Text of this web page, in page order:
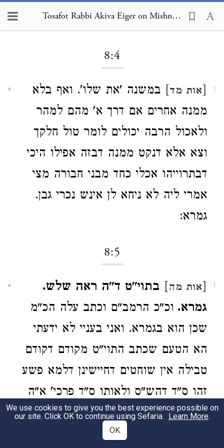
Tosafot Rabbi Akiva Eiger on Mishnah Pesachim 8:4
8:4
1
[אות מד] במשנה 'את שלו'. ואף בלא
ממנה אחרים אם דרך א' מהם למהר
ולאכול הרבה יכולים לומר טול חלקך
וצא אלא דנקט ממנה דבזה אפילו היכי
דבתרוייהו אכלי כחד מבני חבורה מצי
אמרי ליה לא ניחא לן אינש נכרי גבן.
גמרא:
8:5
1
[אות מה] בתוי"ט ד"ה ראה שלש.
גמרא. וכ"כ הרמב"ם וכתב עלה הכ"מ
שכן הוא בגמרא. ואני בעניי לא ידעתי
הא הטעם שכתב התוי"ט מקודם דקודם
טבילה אין שוחטים דחיישינן דלמא פשע
זהו ס"ד דהש"ס ולאותו ס"ד פרכי' א"ה
מחוסר כפורים נמי דלמא פשע ומשנינן
דמסרום לכהנים אבל למאי דפרכינן עלה
We use cookies to give you the best experience possible on
our site. Click OK to continue using Sefaria. Learn More.
OK